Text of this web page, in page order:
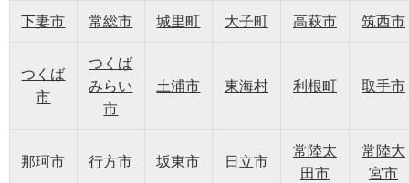
下妻市 常総市 城里町 大子町 高萩市 筑西市
つくば
市
つくば
みらい
市
土浦市 東海村 利根町 取手市
那珂市 行方市 坂東市 日立市
常陸太
田市
常陸大
宮市